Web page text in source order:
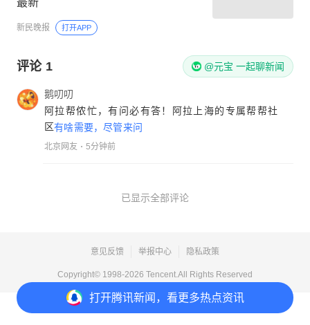
打开腾讯新闻，看更多热点资讯
最新
新民晚报 打开APP
评论 1 @元宝 一起聊新闻
鹅叨叨
阿拉帮侬忙，有问必有答！阿拉上海的专属帮帮社
区有啥需要，尽管来问
北京网友 5分钟前
已显示全部评论
意见反馈 举报中心 隐私政策
Copyright© 1998-2026 Tencent.All Rights Reserved